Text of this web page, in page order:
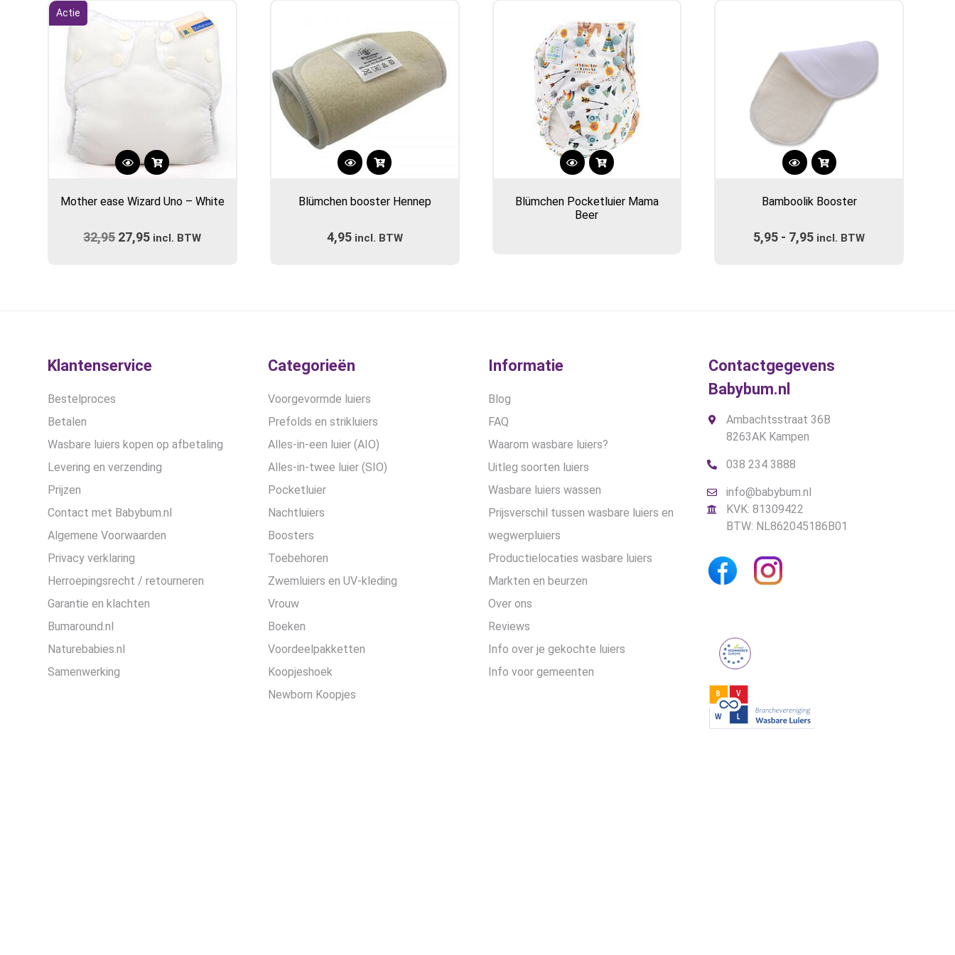
Actie
Dit
heeft
variaties.
productpagina
Mother ease Wizard Uno – White
32,95 Oorspronkelijke
27,95 Huidige
incl. BTW
Blümchen booster Hennep
4,95 incl. BTW
Blümchen Pocketluier Mama
Beer
Dit
heeft
variaties.
productpagina
Bamboolik Booster
5,95 - 7,95 Prijsklasse:
incl. BTW
Klantenservice
Bestelproces
Betalen
Wasbare luiers kopen op afbetaling
Levering en verzending
Prijzen
Contact met Babybum.nl
Algemene Voorwaarden
Privacy verklaring
Herroepingsrecht / retourneren
Garantie en klachten
Bumaround.nl
Naturebabies.nl
Samenwerking
Categorieën
Voorgevormde luiers
Prefolds en strikluiers
Alles-in-een luier (AIO)
Alles-in-twee luier (SIO)
Pocketluier
Nachtluiers
Boosters
Toebehoren
Zwemluiers en UV-kleding
Vrouw
Boeken
Voordeelpakketten
Koopjeshoek
Newborn Koopjes
Informatie
Blog
FAQ
Waarom wasbare luiers?
Uitleg soorten luiers
Wasbare luiers wassen
Prijsverschil tussen wasbare luiers en
wegwerpluiers
Productielocaties wasbare luiers
Markten en beurzen
Over ons
Reviews
Info over je gekochte luiers
Info voor gemeenten
Contactgegevens
Babybum.nl
Ambachtsstraat 36B
8263AK Kampen
038 234 3888
info@babybum.nl
KVK: 81309422
BTW: NL862045186B01